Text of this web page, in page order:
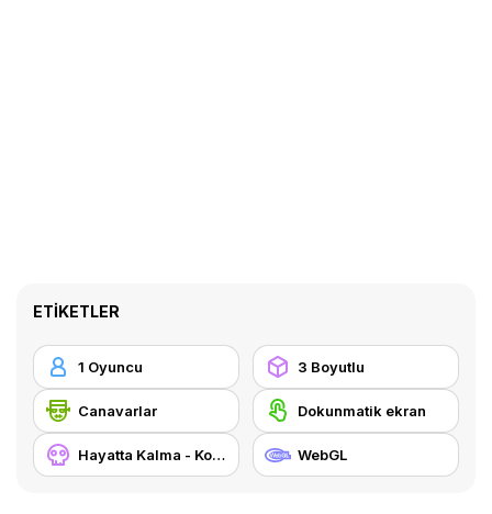
ETIKETLER
1 Oyuncu 3 Boyutlu
Canavarlar Dokunmatik ekran
Hayatta Kalma - Korku WebGL